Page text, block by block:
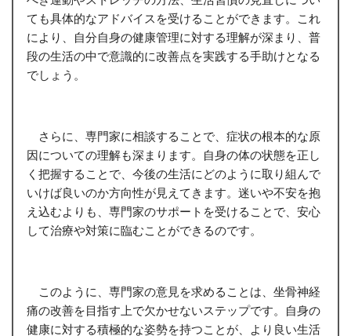
ても具体的なアドバイスを受けることができます。これ
により、自分自身の健康管理に対する理解が深まり、普
段の生活の中で意識的に改善点を実践する手助けとなる
でしょう。
さらに、専門家に相談することで、症状の根本的な原
因についての理解も深まります。自身の体の状態を正し
く把握することで、今後の生活にどのように取り組んで
いけば良いのか方向性が見えてきます。迷いや不安を抱
え込むよりも、専門家のサポートを受けることで、安心
して治療や対策に臨むことができるのです。
このように、専門家の意見を求めることは、坐骨神経
痛の改善を目指す上で欠かせないステップです。自身の
健康に対する積極的な姿勢を持つことが、より良い生活